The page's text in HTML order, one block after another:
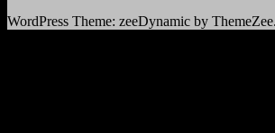
WordPress Theme: zeeDynamic by ThemeZee.